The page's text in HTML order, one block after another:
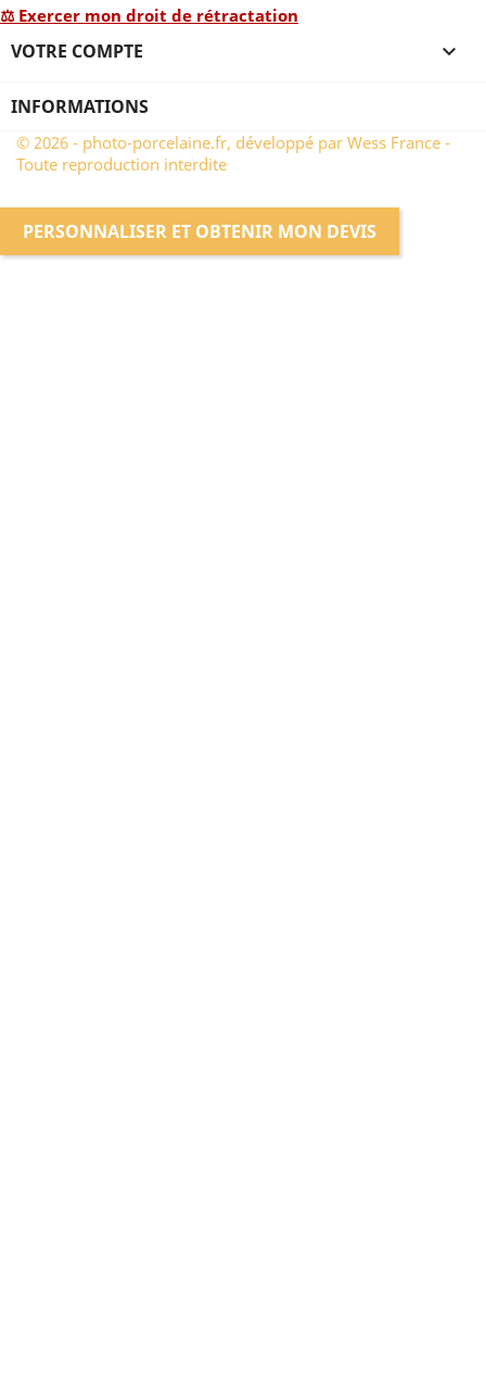
⚖ Exercer mon droit de rétractation
VOTRE COMPTE 
INFORMATIONS
© 2026 - photo-porcelaine.fr, développé par Wess France -
Toute reproduction interdite
PERSONNALISER ET OBTENIR MON DEVIS